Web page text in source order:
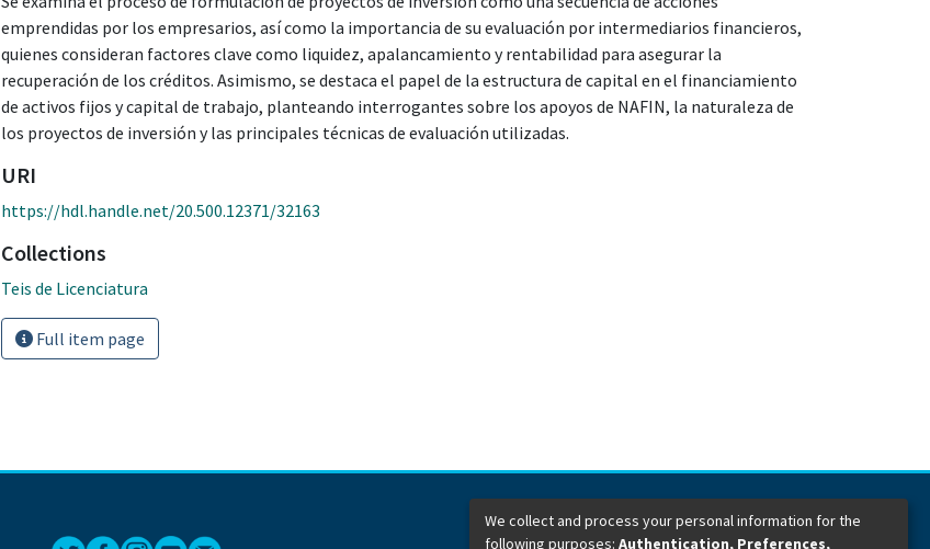
emprendidas por los empresarios, así como la importancia de su evaluación por intermediarios financieros,
quienes consideran factores clave como liquidez, apalancamiento y rentabilidad para asegurar la
recuperación de los créditos. Asimismo, se destaca el papel de la estructura de capital en el financiamiento
de activos fijos y capital de trabajo, planteando interrogantes sobre los apoyos de NAFIN, la naturaleza de
los proyectos de inversión y las principales técnicas de evaluación utilizadas.
URI
https://hdl.handle.net/20.500.12371/32163
Collections
Teis de Licenciatura
Full item page
Dirección General de Bibliotecas
We collect and process your personal information for the
following purposes: Authentication, Preferences,